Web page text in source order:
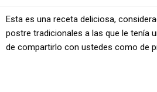
Esta es una receta deliciosa,
postre tradicionales a las que le tenía
de compartirlo con ustedes como de